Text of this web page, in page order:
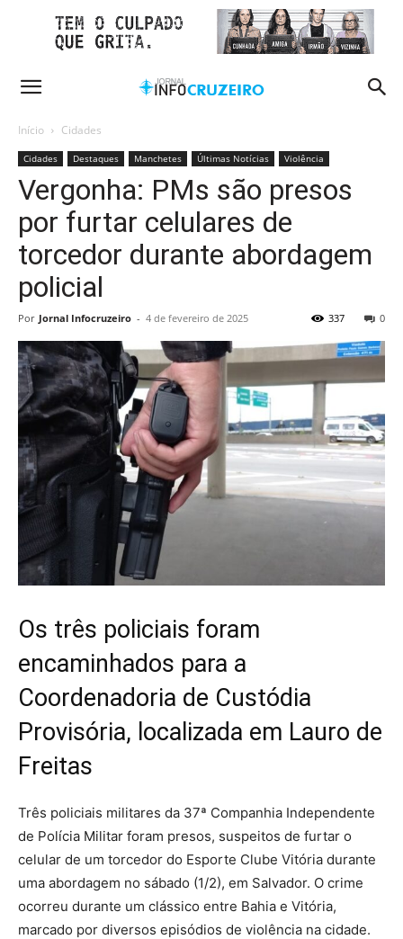
Início Cidades
Cidades Destaques Manchetes Últimas Notícias Violência
Vergonha: PMs são presos
por furtar celulares de
torcedor durante abordagem
policial
Por Jornal Infocruzeiro - 4 de fevereiro de 2025 0
337
Os três policiais foram
encaminhados para a
Coordenadoria de Custódia
Provisória, localizada em Lauro de
Freitas
Três policiais militares da 37ª Companhia Independente
de Polícia Militar foram presos, suspeitos de furtar o
celular de um torcedor do Esporte Clube Vitória durante
uma abordagem no sábado (1/2), em Salvador. O crime
ocorreu durante um clássico entre Bahia e Vitória,
marcado por diversos episódios de violência na cidade.